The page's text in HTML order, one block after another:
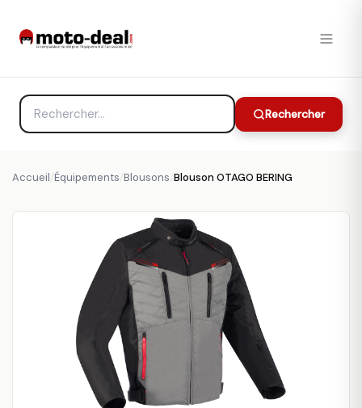
Rechercher
Accueil/Équipements/Blousons/Blouson OTAGO BERING